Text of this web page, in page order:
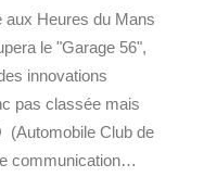
aux Heures du Mans
le "Garage 56",
innovations
pas classée mais
(Automobile Club de
communication…